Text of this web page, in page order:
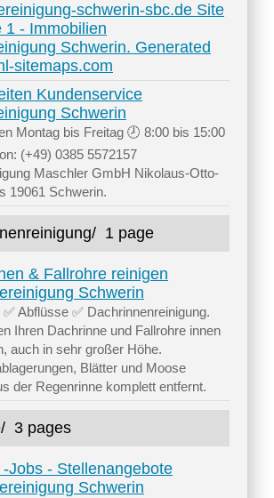
schwerin-sbc.de Site
1 - Immobilien
Schwerin. Generated
sitemaps.com
Kundenservice
Schwerin
Montag bis Freitag 🕗 8:00 bis 15:00
(+49) 0385 5572157
Maschler GmbH Nikolaus-Otto-
19061 Schwerin.
1 page
& Fallrohre reinigen
Schwerin
Abflüsse ✅ Dachrinnenreinigung.
Ihren Dachrinne und Fallrohre innen
auch in sehr großer Höhe.
Blätter und Moose
der Regenrinne komplett entfernt.
3 pages
Jobs - Stellenangebote
Schwerin